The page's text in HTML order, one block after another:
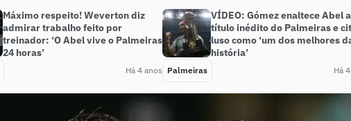
Máximo respeito! Weverton diz
admirar trabalho feito por
treinador: ‘O Abel vive o Palmeiras
24 horas’
Há 4 anos
VÍDEO: Gómez enaltece Abel
título inédito do Palmeiras e
luso como ‘um dos melhores
história’
Palmeiras Há